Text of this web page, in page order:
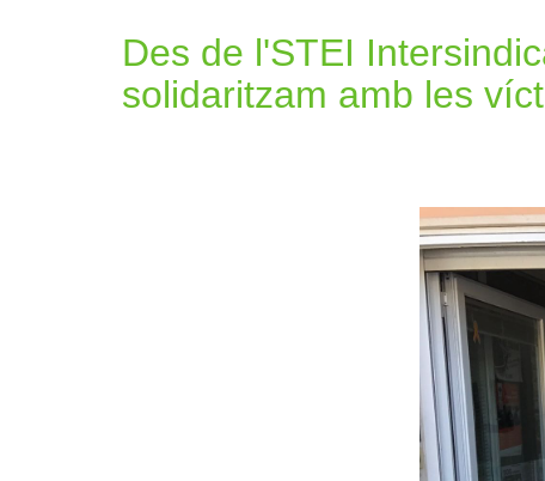
Des de l'STEI
solidaritzam amb les